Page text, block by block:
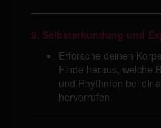
9. Selbsterkundung und
Erforsche deinen
Finde heraus, welche
und Rhythmen bei dir
hervorrufen.